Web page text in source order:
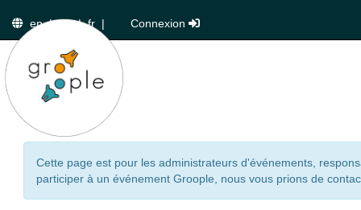
en|de|fr | Connexion
Cette page est pour les administrateurs d'événements,
participer à un événement Groople, nous vous prions de